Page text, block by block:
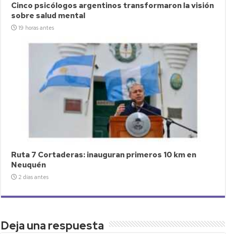
Cinco psicólogos argentinos transformaron la visión
sobre salud mental
19 horas antes
Ruta 7 Cortaderas: inauguran primeros 10 km en
Neuquén
2 días antes
Deja una respuesta